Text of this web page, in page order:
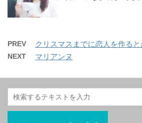
PREV クリスマスまでに恋人を作ると
NEXT マリアンヌ